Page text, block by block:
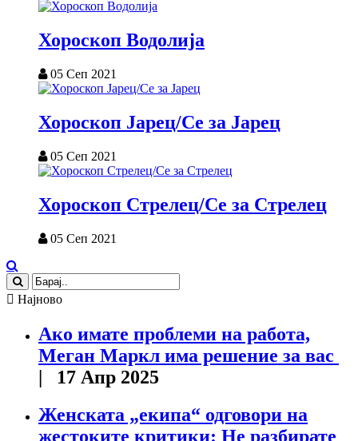
Хороскоп Водолија
05 Сеп 2021
Хороскоп Јарец/Се за Јарец
05 Сеп 2021
Хороскоп Стрелец/Се за Стрелец
05 Сеп 2021
Најново
Ако имате проблеми на работа,
Меган Маркл има решение за вас
| 17 Апр 2025
Женската „екипа“ одговори на
жестоките критики: Не разбирате